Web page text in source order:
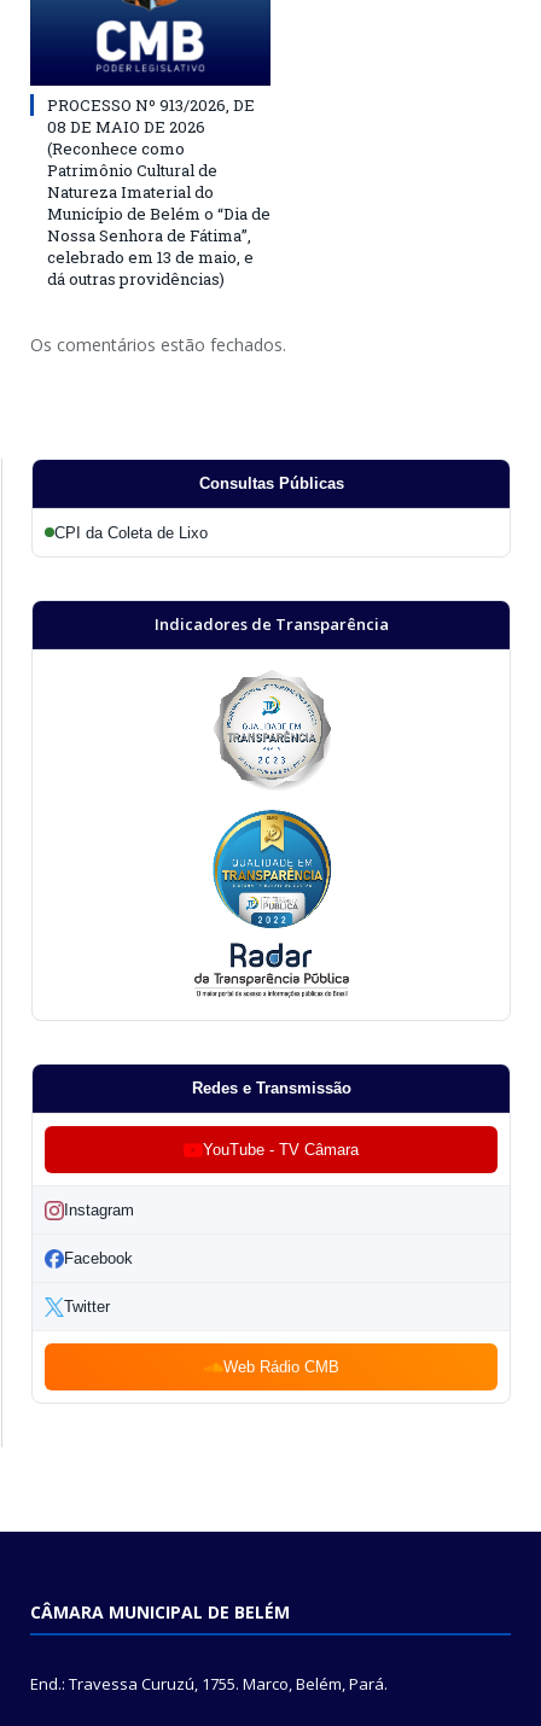
PROCESSO Nº 913/2026, DE
08 DE MAIO DE 2026
(Reconhece como
Patrimônio Cultural de
Natureza Imaterial do
Município de Belém o “Dia de
Nossa Senhora de Fátima”,
celebrado em 13 de maio, e
dá outras providências)
Os comentários estão fechados.
Consultas Públicas
CPI da Coleta de Lixo
Indicadores de Transparência
Redes e Transmissão
YouTube - TV Câmara
Instagram
Facebook
Twitter
Web Rádio CMB
CÂMARA MUNICIPAL DE BELÉM
End.: Travessa Curuzú, 1755. Marco, Belém, Pará.